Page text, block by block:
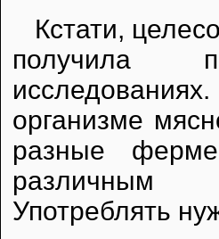
Кстати,
получила
организме
разные
различным
Употреблять